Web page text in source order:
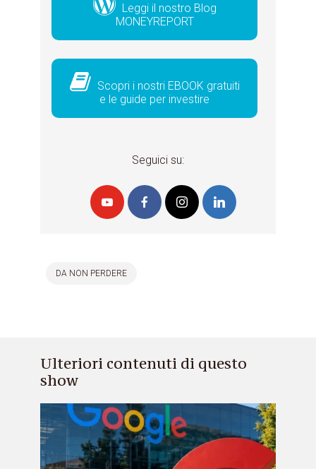
Leggi il nostro Blog
MONEYREPORT
Scopri i nostri EBOOK gratuiti
e le guide per investire
Seguici su:
DA NON PERDERE
Ulteriori contenuti di questo
show